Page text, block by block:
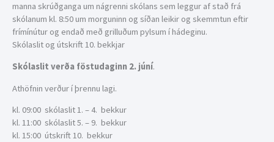
manna skrúðganga um nágrenni skólans sem leggur af stað frá
skólanum kl. 8:50 um morguninn og síðan leikir og skemmtun eftir
frímínútur og endað með grilluðum pylsum í hádeginu.
Skólaslit og útskrift 10. bekkjar
Skólaslit verða föstudaginn 2. júní.
Athöfnin verður í þrennu lagi.
kl. 09:00 skólaslit 1. – 4. bekkur
kl. 11:00 skólaslit 5. – 9. bekkur
kl. 15:00 útskrift 10. bekkur